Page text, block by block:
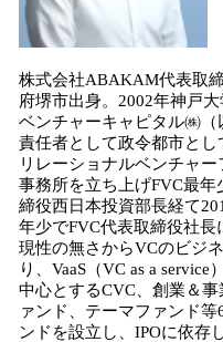
株式会社ABAKAM代表取
府堺市出身。2002年神戸
ベンチャーキャピタル㈱（
責任者として政令都市と
リレーショナルベンチャ
事務所を立ち上げFVC最年
締役西日本投資部長経て
年少でFVC代表取締役社
現性の無さからVCのビジ
り、VaaS（VC as a
中心とするCVC、創業＆
ァンド、テーマファンド
ンドを設立し、IPOに依存